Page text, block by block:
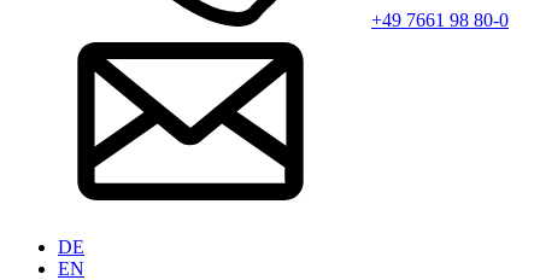
+49 7661 98 80-0
DE
EN